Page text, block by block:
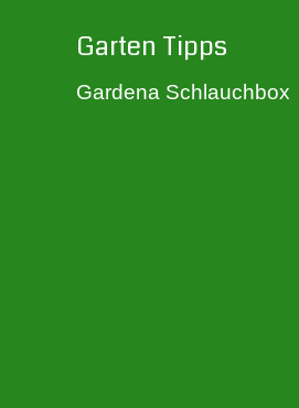
Garten Tipps
Gardena Schlauchbox